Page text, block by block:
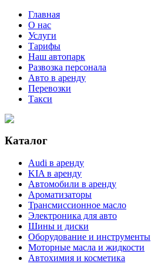
Главная
О нас
Услуги
Тарифы
Наш автопарк
Развозка персонала
Авто в аренду
Перевозки
Такси
Каталог
Audi в аренду
KIA в аренду
Автомобили в аренду
Ароматизаторы
Трансмиссионное масло
Электроника для авто
Шины и диски
Оборудование и инструменты
Моторные масла и жидкости
Автохимия и косметика